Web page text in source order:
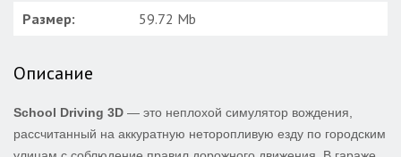
Размер:
59.72 Mb
Описание
School Driving 3D — это неплохой симулятор вождения,
рассчитанный на аккуратную неторопливую езду по городским